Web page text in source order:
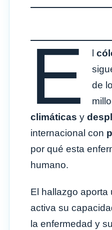
E
de
climáticas y
internacional con
por qué esta
humano.
El hallazgo
activa su
la enfermedad y